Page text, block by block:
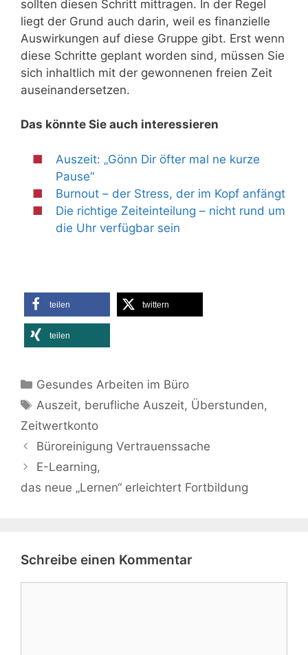
sollten diesen Schritt mittragen. In der Regel
liegt der Grund auch darin, weil es finanzielle
Auswirkungen auf diese Gruppe gibt. Erst wenn
diese Schritte geplant worden sind, müssen Sie
sich inhaltlich mit der gewonnenen freien Zeit
auseinandersetzen.
Das könnte Sie auch interessieren
Auszeit: „Gönn Dir öfter mal ne kurze
Pause“
Burnout – der Stress, der im Kopf anfängt
Die richtige Zeiteinteilung – nicht rund um
die Uhr verfügbar sein
teilen twittern
teilen
Kategorien
Gesundes Arbeiten im Büro
Schlagwörter
Auszeit, berufliche Auszeit, Überstunden,
Zeitwertkonto
Büroreinigung Vertrauenssache
E-Learning,
das neue „Lernen“ erleichtert Fortbildung
Schreibe einen Kommentar